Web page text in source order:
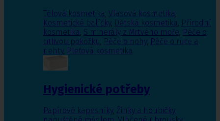
Tělová kosmetika, Vlasová kosmetika,
Kosmetické balíčky, Dětská kosmetika, Přírodní
kosmetika, S minerály z Mrtvého moře, Péče o
citlivou pokožku, Péče o nohy, Péče o ruce a
nehty, Pleťová kosmetika
Hygienické potřeby
Papírové kapesníky, Žínky a houbičky